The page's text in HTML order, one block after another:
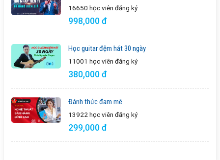
16650 học viên đăng ký
998,000 đ
Học guitar đệm hát 30 ngày
11001 học viên đăng ký
380,000 đ
Đánh thức đam mê
13922 học viên đăng ký
299,000 đ